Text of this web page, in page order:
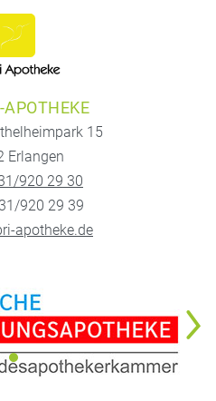
APOTHEKE
15
Erlangen
920 29 30
920 29 39
apotheke.de